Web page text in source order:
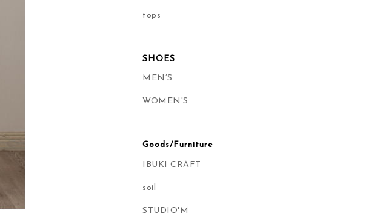
tops
SHOES
MEN’S
WOMEN'S
Goods/Furniture
IBUKI CRAFT
soil
STUDIO'M